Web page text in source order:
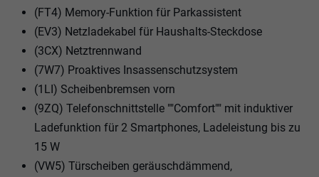
(FT4) Memory-Funktion für Parkassistent
(EV3) Netzladekabel für Haushalts-Steckdose
(3CX) Netztrennwand
(7W7) Proaktives Insassenschutzsystem
(1LI) Scheibenbremsen vorn
(9ZQ) Telefonschnittstelle ""Comfort"" mit induktiver
Ladefunktion für 2 Smartphones, Ladeleistung bis zu
15 W
(VW5) Türscheiben geräuschdämmend,